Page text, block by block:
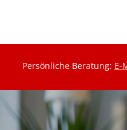
Persönliche Beratung: E-